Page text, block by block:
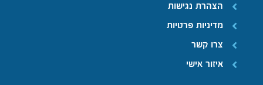
הצהרת נגישות
מדיניות פרטיות
צרו קשר
איזור אישי